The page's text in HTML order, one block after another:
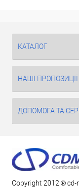
КАТАЛОГ
НАШІ ПРОПОЗИЦІЇ
ДОПОМОГА ТА
Copyright 2012 ® cd-